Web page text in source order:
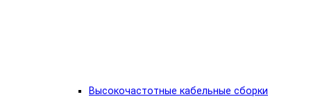
Высокочастотные кабельные сборки